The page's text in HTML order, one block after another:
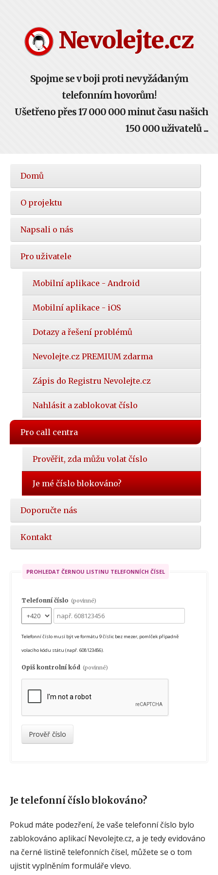
Nevolejte.cz
Spojme se v boji proti nevyžádaným
telefonním hovorům!
Ušetřeno přes 17 000 000 minut času našich
150 000 uživatelů ...
Hlavní
nabídka
Domů
O projektu
Napsali o nás
Pro uživatele
Mobilní aplikace - Android
Mobilní aplikace - iOS
Dotazy a řešení problémů
Nevolejte.cz PREMIUM zdarma
Zápis do Registru Nevolejte.cz
Nahlásit a zablokovat číslo
Pro call centra
Prověřit, zda můžu volat číslo
Je mé číslo blokováno?
Doporučte nás
Kontakt
PROHLEDAT ČERNOU LISTINU TELEFONNÍCH ČÍSEL
Telefonní číslo (povinné)
Telefonní číslo musí být ve formátu 9 číslic bez mezer, pomlček případně
volacího kódu státu (např. 608123456).
Opiš kontrolní kód (povinné)
Je telefonní číslo blokováno?
Pokud máte podezření, že vaše telefonní číslo bylo
zablokováno aplikací Nevolejte.cz, a je tedy evidováno
na černé listině telefonních čísel, můžete se o tom
ujistit vyplněním formuláře vlevo.